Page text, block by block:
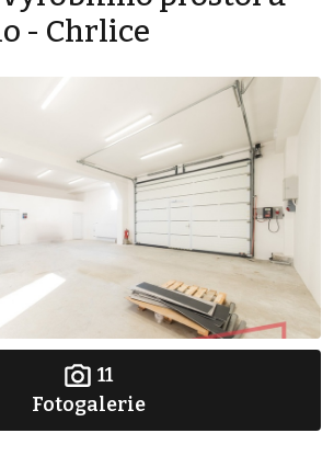
- Chrlice
11
Fotogalerie